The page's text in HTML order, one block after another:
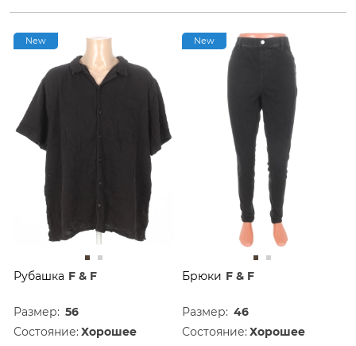
New
Рубашка F & F
Размер: 56
Состояние: Хорошее
New
Брюки F & F
Размер: 46
Состояние: Хорошее